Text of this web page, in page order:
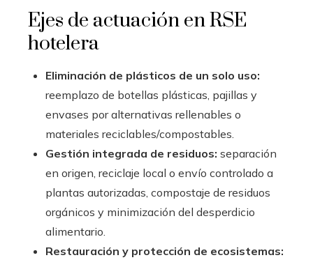
Ejes de actuación en RSE
hotelera
Eliminación de plásticos de un solo uso:
reemplazo de botellas plásticas, pajillas y
envases por alternativas rellenables o
materiales reciclables/compostables.
Gestión integrada de residuos: separación
en origen, reciclaje local o envío controlado a
plantas autorizadas, compostaje de residuos
orgánicos y minimización del desperdicio
alimentario.
Restauración y protección de ecosistemas: